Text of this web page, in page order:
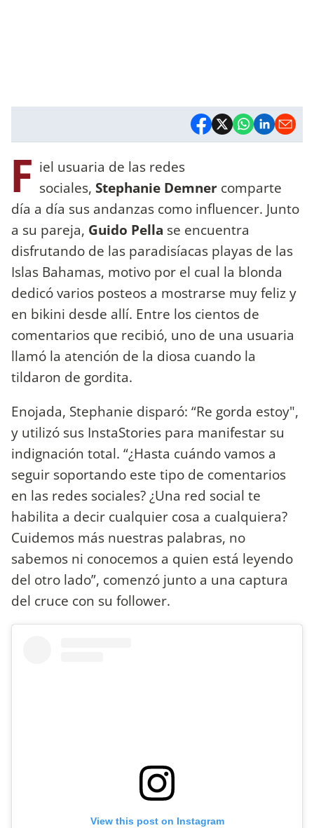
F iel usuaria de las redes
sociales, Stephanie Demner comparte
día a día sus andanzas como influencer. Junto
a su pareja, Guido Pella se encuentra
disfrutando de las paradisíacas playas de las
Islas Bahamas, motivo por el cual la blonda
dedicó varios posteos a mostrarse muy feliz y
en bikini desde allí. Entre los cientos de
comentarios que recibió, uno de una usuaria
llamó la atención de la diosa cuando la
tildaron de gordita.
Enojada, Stephanie disparó: “Re gorda estoy",
y utilizó sus InstaStories para manifestar su
indignación total. “¿Hasta cuándo vamos a
seguir soportando este tipo de comentarios
en las redes sociales? ¿Una red social te
habilita a decir cualquier cosa a cualquiera?
Cuidemos más nuestras palabras, no
sabemos ni conocemos a quien está leyendo
del otro lado”, comenzó junto a una captura
del cruce con su follower.
View this post on Instagram